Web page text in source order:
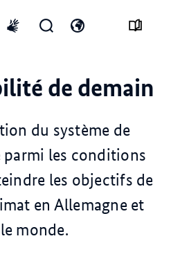
de
recherche
langue
de demain
du système de
les conditions
les objectifs de
en Allemagne et
monde.